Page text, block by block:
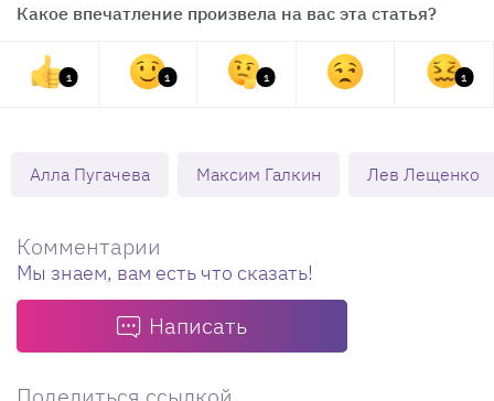
Какое впечатление произвела на вас эта статья?
1 1 1 1
Алла Пугачева Максим Галкин Лев Лещенко
Комментарии
Мы знаем, вам есть что сказать!
Написать